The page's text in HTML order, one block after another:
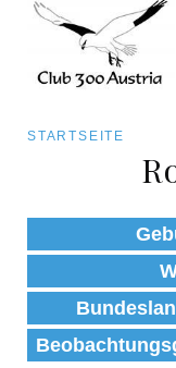
zum
Inhalt
STARTSEITE
Art/Species
Kategorie für